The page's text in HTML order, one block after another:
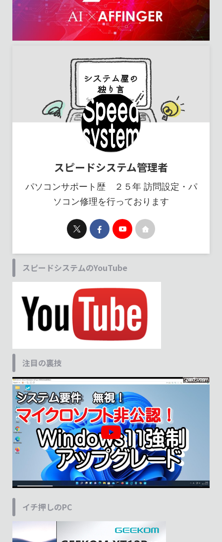
スピードシステム管理者
パソコンサポート歴 ２５年 訪問設定・パ
ソコン修理を行っております
スピードシステムのYouTube
注目の裏技
イチ押しのPC